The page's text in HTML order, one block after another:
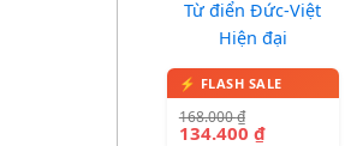
Từ điển Đức-Việt
Hiện đại
168.000₫
134.400 ₫